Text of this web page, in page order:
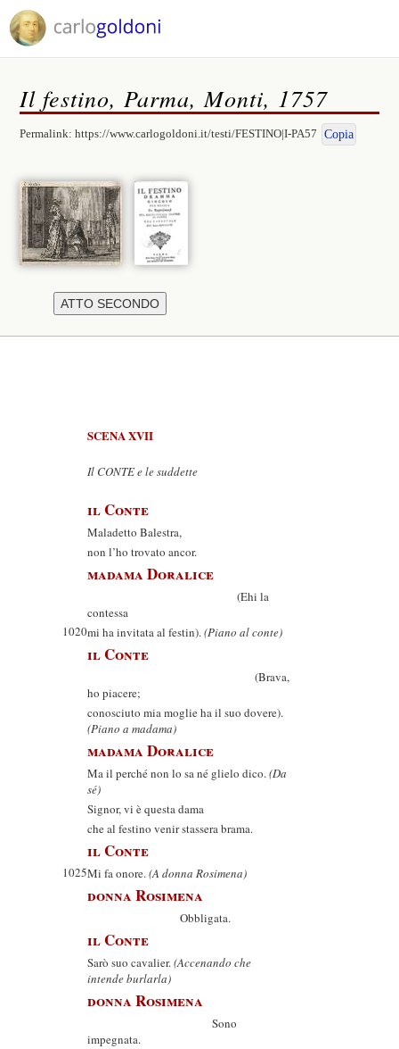
Il festino, Parma, Monti, 1757
Permalink:https://www.carlogoldoni.it/testi/FESTINO|I-PA57 Copia
SCENA XVII
Il CONTE e le suddette
il Conte
Maladetto Balestra,
non l’ho trovato ancor.
madama Doralice
(Ehi la
contessa
1020mi ha invitata al festin).(Piano al conte)
il Conte
(Brava,
ho piacere;
conosciuto mia moglie ha il suo dovere).
(Piano a madama)
madama Doralice
Ma il perché non lo sa né glielo dico.(Da
sé)
Signor, vi è questa dama
che al festino venir stassera brama.
il Conte
1025Mi fa onore.(A donna Rosimena)
donna Rosimena
Obbligata.
il Conte
Sarò suo cavalier.(Accenando che
intende burlarla)
donna Rosimena
Sono
impegnata.